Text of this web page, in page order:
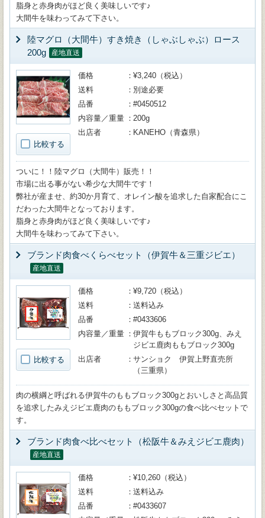
脂身と赤身肉がほど良く美味しいです♪
大間牛を味わってみて下さい。
陸マグロ（大間牛）すき焼き（しゃぶしゃぶ）ロース
200g
産地直送
比較する
価格
¥3,240（税込）
送料
別途必要
品番
#0450512
内容量／重量
200g
出店者
KANEHO（青森県）
ついに！！陸マグロ（大間牛）販売！！
市場に出る事がない希少な大間牛です！
弊社が産ませ、約30か月育て、オレイン酸を追求した自家配合にこ
だわった大間牛となっております。
脂身と赤身肉がほど良く美味しいです♪
大間牛を味わってみて下さい。
ブランド肉食べくらべセット（伊賀牛＆三重ジビエ）
産地直送
比較する
価格
¥9,720（税込）
送料
送料込み
品番
#0433606
内容量／重量
伊賀牛ももブロック300g、みえ
ジビエ鹿肉ももブロック300g
出店者
サンショク 伊賀上野直売所
（三重県）
肉の横綱と呼ばれる伊賀牛のももブロック300gとおいしさと高品質
を追求したみえジビエ鹿肉のももブロック300gの食べ比べセットで
す。
ブランド肉食べ比べセット（松阪牛＆みえジビエ鹿肉）
産地直送
価格
¥10,260（税込）
送料
送料込み
品番
#0433607